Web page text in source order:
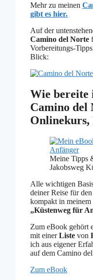
Mehr zu meinen
gibt es hier.
Auf der
Camino del Norte
Vorbereitungs-
Blick:
Wie bereite
Camino del
Meine Tipps
Jakobsweg
Alle wichtigen
deiner Reise für den
kompakt in meinem
„Küstenweg für
Zum eBook gehört
mit einerListe von
ich aus eigener
auf dem Camino
Zum eBook